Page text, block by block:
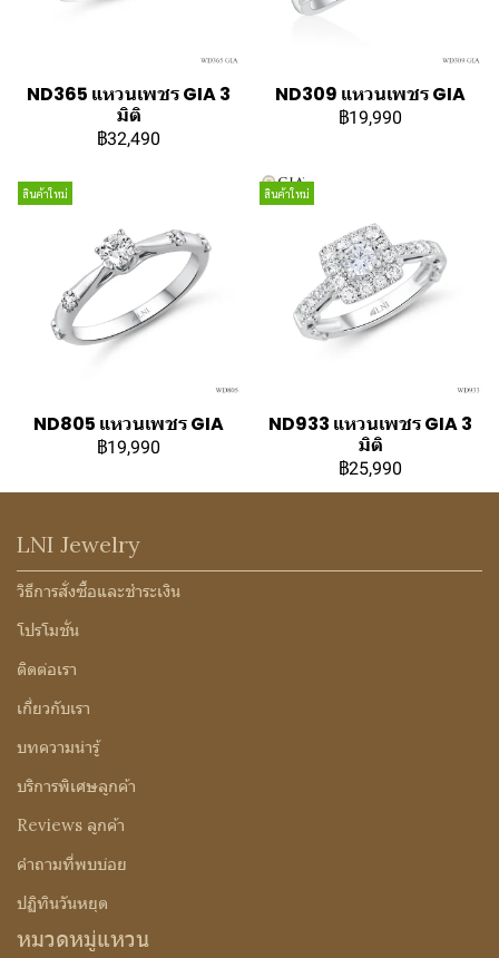
ND365 แหวนเพชร GIA 3
มิติ
฿32,490
ND309 แหวนเพชร GIA
฿19,990
สินค้าใหม่
ND805 แหวนเพชร GIA
฿19,990
สินค้าใหม่
ND933 แหวนเพชร GIA 3
มิติ
฿25,990
LNI Jewelry
วิธีการสั่งซื้อและชำระเงิน
โปรโมชั่น
ติดต่อเรา
เกี่ยวกับเรา
บทความน่ารู้
บริการพิเศษลูกค้า
Reviews ลูกค้า
คำถามที่พบบ่อย
ปฏิทินวันหยุด
หมวดหมู่แหวน